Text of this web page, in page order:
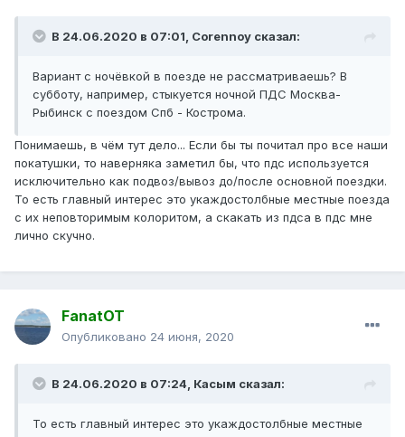
В 24.06.2020 в 07:01, Corennoy сказал:
Вариант с ночёвкой в поезде не рассматриваешь? В
субботу, например, стыкуется ночной ПДС Москва-
Рыбинск с поездом Спб - Кострома.
Понимаешь, в чём тут дело... Если бы ты почитал про все наши
покатушки, то наверняка заметил бы, что пдс используется
исключительно как подвоз/вывоз до/после основной поездки.
То есть главный интерес это укаждостолбные местные поезда
с их неповторимым колоритом, а скакать из пдса в пдс мне
лично скучно.
FanatOT
Опубликовано 24 июня, 2020
В 24.06.2020 в 07:24, Касым сказал:
То есть главный интерес это укаждостолбные местные